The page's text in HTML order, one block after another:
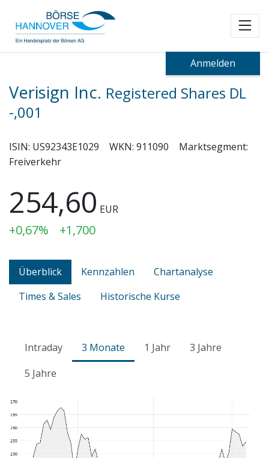
Anmelden
Verisign Inc. Registered Shares DL
-,001
ISIN: US92343E1029 WKN: 911090
Marktsegment:
Freiverkehr
254,60 EUR
+0,67% +1,700
Überblick Kennzahlen
Chartanalyse
Times & Sales
Historische Kurse
Intraday 3 Monate 1 Jahr
3 Jahre
5 Jahre